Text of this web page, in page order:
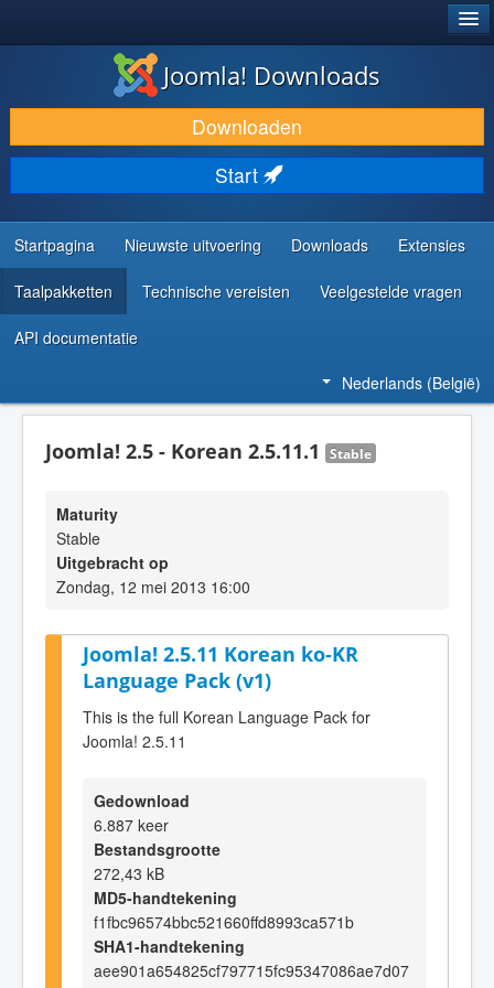
DOWNLOAD & BREID UIT
ONTDEK & LEER
COMMUNITY & ONDERSTEUNING
ONTWIKKELAARSBRONNEN
Joomla! Downloads
Downloaden
Start
Startpagina Nieuwste uitvoering Downloads Extensies
Taalpakketten Technische vereisten Veelgestelde vragen
API documentatie
Nederlands (België)
Joomla! 2.5 - Korean 2.5.11.1 Stable
Maturity
Stable
Uitgebracht op
Zondag, 12 mei 2013 16:00
Joomla! 2.5.11 Korean ko-KR
Language Pack (v1)
This is the full Korean Language Pack for
Joomla! 2.5.11
Gedownload
6.887 keer
Bestandsgrootte
272,43 kB
MD5-handtekening
f1fbc96574bbc521660ffd8993ca571b
SHA1-handtekening
aee901a654825cf797715fc95347086ae7d07